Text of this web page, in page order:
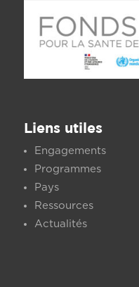
Liens utiles
Engagements
Programmes
Pays
Ressources
Actualités